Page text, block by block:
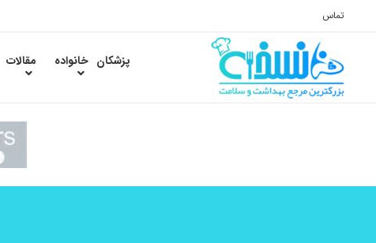
تماس
پزشکان خانواده مقالات